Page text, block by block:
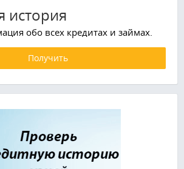
история
обо всех кредитах и займах.
Получить